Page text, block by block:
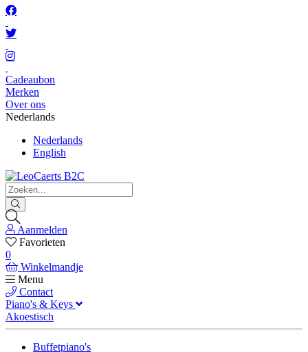
Cadeaubon
Merken
Over ons
Nederlands
Nederlands
English
Aanmelden
Favorieten
0
Winkelmandje
Menu
Contact
Piano's & Keys
Akoestisch
Buffetpiano's